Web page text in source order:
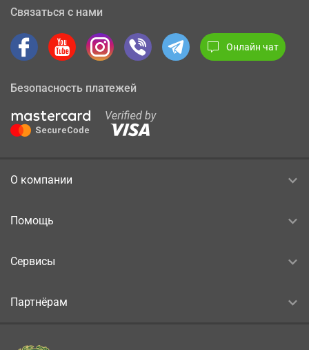
Связаться с нами
Онлайн чат
Безопасность платежей
О компании
Помощь
Сервисы
Партнёрам